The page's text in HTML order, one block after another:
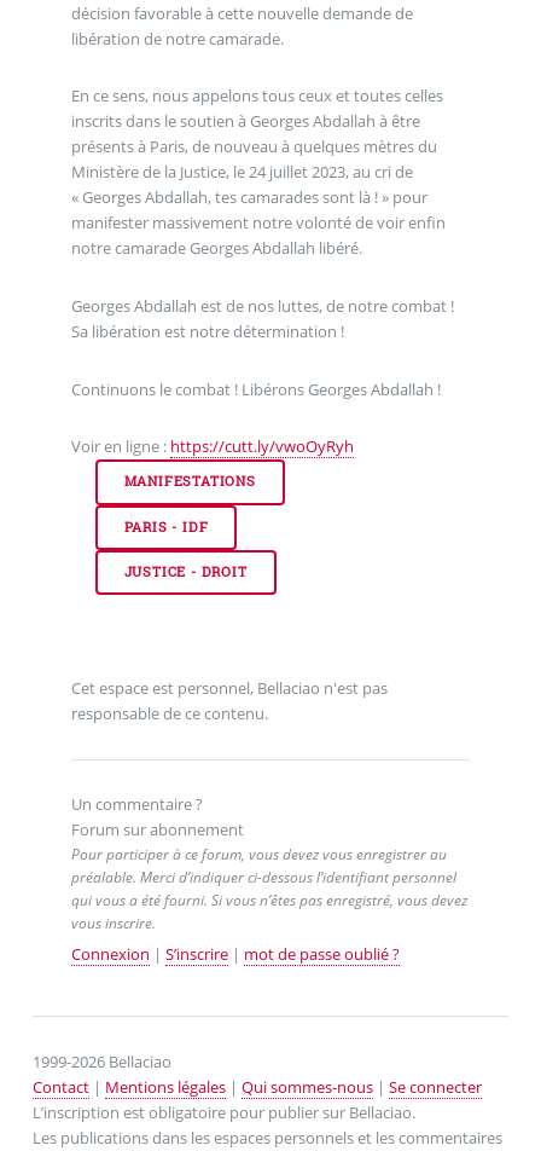
décision favorable à cette nouvelle demande de
libération de notre camarade.
En ce sens, nous appelons tous ceux et toutes celles
inscrits dans le soutien à Georges Abdallah à être
présents à Paris, de nouveau à quelques mètres du
Ministère de la Justice, le 24 juillet 2023, au cri de
« Georges Abdallah, tes camarades sont là ! » pour
manifester massivement notre volonté de voir enfin
notre camarade Georges Abdallah libéré.
Georges Abdallah est de nos luttes, de notre combat !
Sa libération est notre détermination !
Continuons le combat ! Libérons Georges Abdallah !
Voir en ligne : https://cutt.ly/vwoOyRyh
MANIFESTATIONS
PARIS - IDF
JUSTICE - DROIT
Cet espace est personnel, Bellaciao n'est pas
responsable de ce contenu.
Un commentaire ?
Forum sur abonnement
Pour participer à ce forum, vous devez vous enregistrer au
préalable. Merci d’indiquer ci-dessous l’identifiant personnel
qui vous a été fourni. Si vous n’êtes pas enregistré, vous devez
vous inscrire.
Connexion | S’inscrire| mot de passe oublié ?
1999-2026 Bellaciao
Contact| Mentions légales| Qui sommes-nous| Se connecter
L’inscription est obligatoire pour publier sur Bellaciao.
Les publications dans les espaces personnels et les commentaires